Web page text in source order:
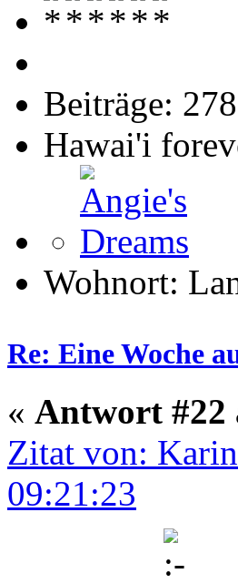
Beiträge:
Hawai'i
Wohnort:
Re: Eine Woche
« Antwort #22
Zitat von:
09:21:23